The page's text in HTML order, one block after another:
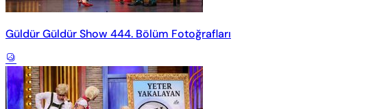
Güldür Güldür Show 444. Bölüm Fotoğrafları